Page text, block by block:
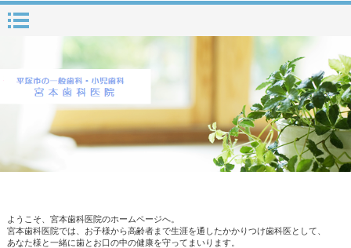
ようこそ、宮本歯科医院のホームページへ。
宮本歯科医院では、お子様から高齢者まで生涯を通したかかりつけ歯科医として、
あなた様と一緒に歯とお口の中の健康を守ってまいります。